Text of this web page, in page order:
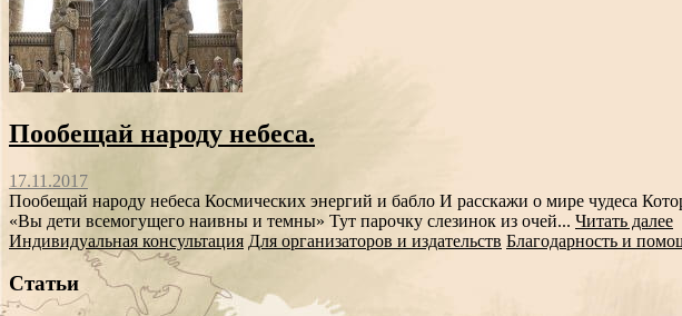
Пообещай народу небеса.
17.11.2017
Пообещай народу небеса Космических энергий и бабло И расскажи о мире чудеса
«Вы дети всемогущего наивны и темны» Тут парочку слезинок из очей... Читать далее
Индивидуальная консультация Для организаторов и издательств Благодарность и
Статьи